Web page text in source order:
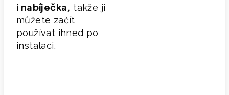
i nabíječka, takže ji
můžete začít
používat ihned po
instalaci.